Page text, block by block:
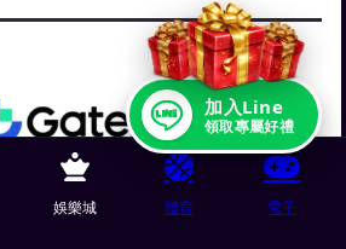
娛樂城 體育 電子
加入Line
領取專屬好禮